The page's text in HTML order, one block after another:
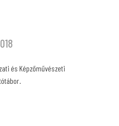
és Képzőművészeti